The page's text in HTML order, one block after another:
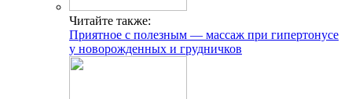
Читайте также:
Приятное с полезным — массаж при гипертонусе
у новорожденных и грудничков